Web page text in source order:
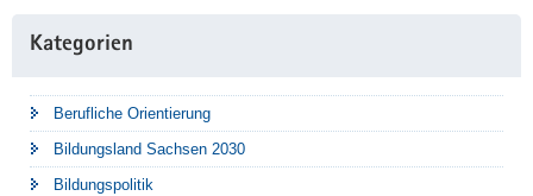
Kategorien
Berufliche Orientierung
Bildungsland Sachsen 2030
Bildungspolitik